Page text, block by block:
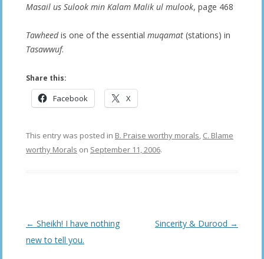
Masail us Sulook min Kalam Malik ul mulook, page 468
Tawheedis one of the essential muqamat (stations) in
Tasawwuf.
Share this:
Facebook X
This entry was posted in B. Praise worthy morals, C. Blame
worthy Morals on September 11, 2006.
Post
navigation
← Sheikh! I have nothing
new to tell you.
Sincerity & Durood →